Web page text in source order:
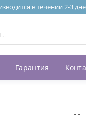
в течении 2-3
Гарантия